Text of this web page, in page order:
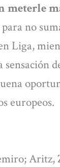
meterle
no
Liga,
sensación
europeos.
Aritz,